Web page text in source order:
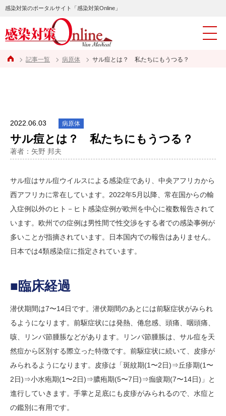
感染対策のポータルサイト「感染対策Online」
記事一覧 病原体 サル痘とは？ 私たちにもうつる？
2022.06.03 病原体
サル痘とは？ 私たちにもうつる？
著者：矢野 邦夫
サル痘はサル痘ウイルスによる感染症であり、中央アフリカから
西アフリカに常在しています。2022年5月以降、常在国からの輸
入症例以外のヒト－ヒト感染症例が欧州を中心に複数報告されて
います。欧州での症例は男性間で性交渉をする者での感染事例が
多いことが指摘されています。日本国内での報告はありません。
日本では4類感染症に指定されています。
■臨床経過
潜伏期間は7〜14日です。潜伏期間のあとには前駆症状がみられ
るようになります。前駆症状には発熱、倦怠感、頭痛、咽頭痛、
咳、リンパ節腫脹などがあります。リンパ節腫脹は、サル痘を天
然痘から区別する際立った特徴です。前駆症状に続いて、皮疹が
みられるようになります。皮疹は「斑紋期(1〜2日)⇒丘疹期(1〜
2日)⇒小水疱期(1〜2日)⇒膿疱期(5〜7日)⇒痂疲期(7〜14日)」と
進行していきます。手掌と足底にも皮疹がみられるので、水痘と
の鑑別に有用です。